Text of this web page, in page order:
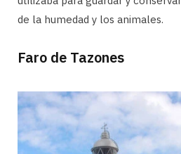
de la humedad y los animales.
Faro de Tazones